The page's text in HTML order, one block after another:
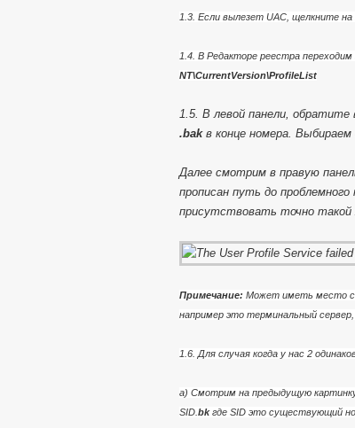
1.3. Если вылезет UAC, щелкните на
1.4. В Редакторе реестра переходим
NT\CurrentVersion\ProfileList
1.5. В левой панели, обратите
.bakв конце номера. Выбираем
Далее смотрим в правую
прописан путь до
присутствовать точно такой
Примечание: Может иметь место
например это терминальный
1.6. Для случая когда у нас 2
a) Смотрим на предыдущую
SID. bkгде SID это существующий